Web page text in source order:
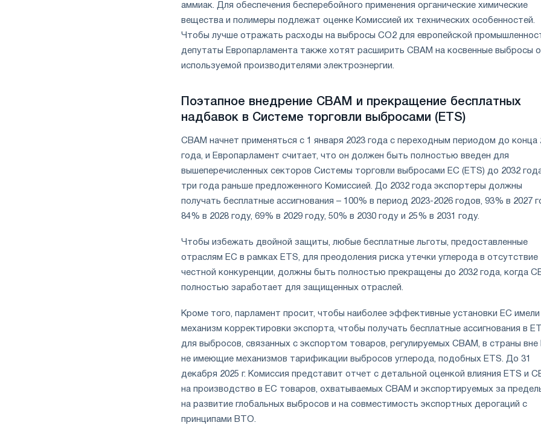
аммиак. Для обеспечения бесперебойного применения органические химические
вещества и полимеры подлежат оценке Комиссией их технических особенностей.
Чтобы лучше отражать расходы на выбросы CO2 для европейской
депутаты Европарламента также хотят расширить CBAM на косвенные выбросы
используемой производителями электроэнергии.
Поэтапное внедрение CBAM и прекращение бесплатных
надбавок в Системе торговли выбросами (ETS)
CBAM начнет применяться с 1 января 2023 года с переходным периодом до конца
года, и Европарламент считает, что он должен быть полностью введен для
вышеперечисленных секторов Системы торговли выбросами ЕС (ETS) до 2032
три года раньше предложенного Комиссией. До 2032 года экспортеры должны
получать бесплатные ассигнования – 100% в период 2023-2026 годов, 93% в 2027
84% в 2028 году, 69% в 2029 году, 50% в 2030 году и 25% в 2031 году.
Чтобы избежать двойной защиты, любые бесплатные льготы, предоставленные
отраслям ЕС в рамках ETS, для преодоления риска утечки углерода в отсутствие
честной конкуренции, должны быть полностью прекращены до 2032 года, когда
полностью заработает для защищенных отраслей.
Кроме того, парламент просит, чтобы наиболее эффективные установки ЕС имели
механизм корректировки экспорта, чтобы получать бесплатные ассигнования в
для выбросов, связанных с экспортом товаров, регулируемых CBAM, в страны вне
не имеющие механизмов тарификации выбросов углерода, подобных ETS. До 31
декабря 2025 г. Комиссия представит отчет с детальной оценкой влияния ETS и
на производство в ЕС товаров, охватываемых CBAM и экспортируемых за
на развитие глобальных выбросов и на совместимость экспортных дерогаций с
принципами ВТО.